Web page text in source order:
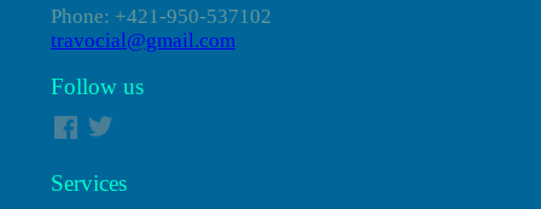
Phone: +421-950-537102
travocial@gmail.com
Follow us
Services